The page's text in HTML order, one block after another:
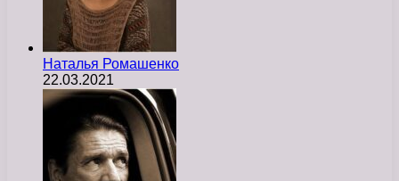
Наталья Ромашенко
22.03.2021